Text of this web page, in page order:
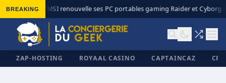
BREAKING
◆ MSI renouvelle ses PC portables gaming Raider et Cyborg
ZAP-HOSTING ROYAAL CASINO CAPTAINCAZ